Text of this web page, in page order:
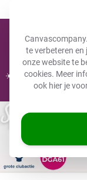
te verbeteren en
onze website te
cookies. Meer
ook hier je
☀️ ZOMERDEALS:
30%
Clubactie